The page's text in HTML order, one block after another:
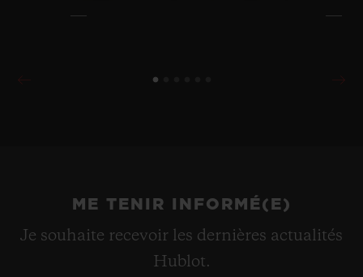
ME TENIR INFORMÉ(E)
Je souhaite recevoir les dernières actualités
Hublot.